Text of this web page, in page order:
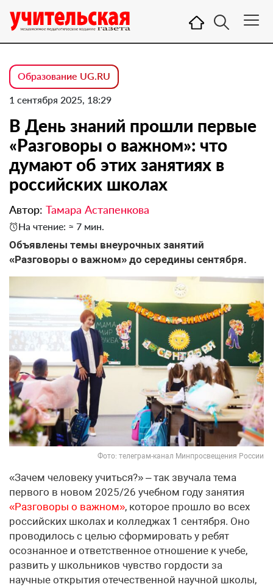
Образование UG.RU
1 сентября 2025, 18:29
В День знаний прошли первые
«Разговоры о важном»: что
думают об этих занятиях в
российских школах
Автор: Тамара Астапенкова
На чтение: ≈ 7 мин.
Объявлены темы внеурочных занятий
«Разговоры о важном» до середины сентября.
Фото: телеграм-канал Минпросвещения России
«Зачем человеку учиться?» – так звучала тема
первого в новом 2025/26 учебном году занятия
«Разговоры о важном», которое прошло во всех
российских школах и колледжах 1 сентября. Оно
проводилось с целью сформировать у ребят
осознанное и ответственное отношение к учебе,
развить у школьников чувство гордости за
научные открытия отечественной научной школы,